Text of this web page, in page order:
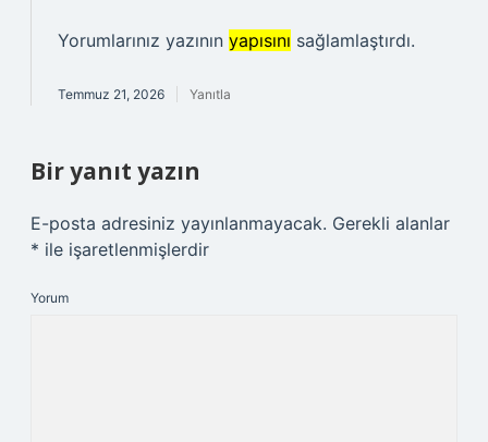
Yorumlarınız yazının yapısını sağlamlaştırdı.
Temmuz 21, 2026 Yanıtla
Bir yanıt yazın
E-posta adresiniz yayınlanmayacak. Gerekli alanlar
* ile işaretlenmişlerdir
Yorum